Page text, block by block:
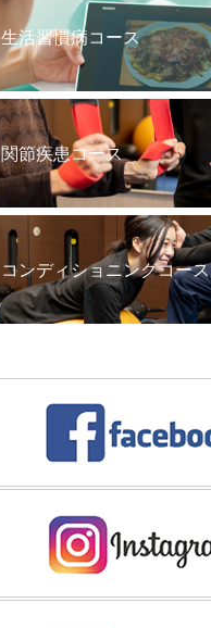
生活習慣病コース
関節疾患コース
コンディショニングコース